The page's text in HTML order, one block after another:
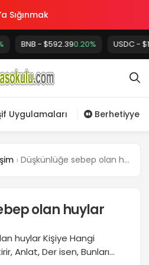
Sığınmak
kendine hayran bırakmak için
uygulama
mazhar olmak için Dua
harareti
BNB - $592.390.20% USDC - $1.00
Uygulamaları Berhetiyye
Düşkünlüğe sebep olan huylar
olan huylar
huylar Kişiye Hangi
Anlat, Der isen, Bunları